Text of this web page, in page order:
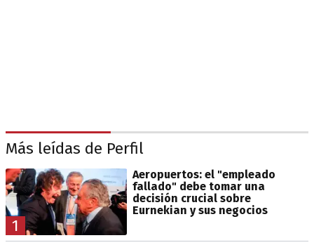
Más leídas de Perfil
1
Aeropuertos: el "empleado
fallado" debe tomar una
decisión crucial sobre
Eurnekian y sus negocios